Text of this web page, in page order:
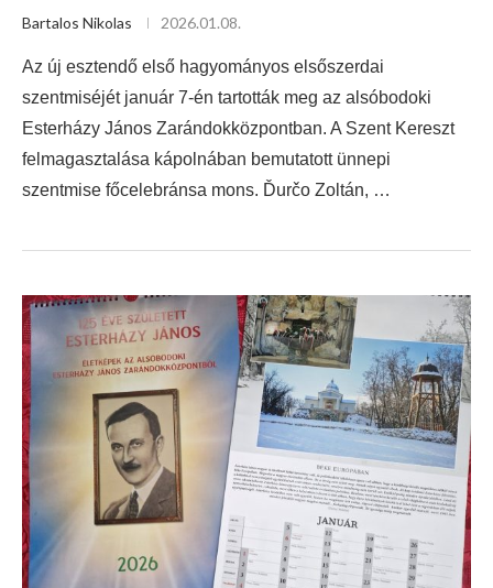
Bartalos Nikolas 2026.01.08.
Az új esztendő első hagyományos elsőszerdai
szentmiséjét január 7-én tartották meg az alsóbodoki
Esterházy János Zarándokközpontban. A Szent Kereszt
felmagasztalása kápolnában bemutatott ünnepi
szentmise főcelebránsa mons. Ďurčo Zoltán, …